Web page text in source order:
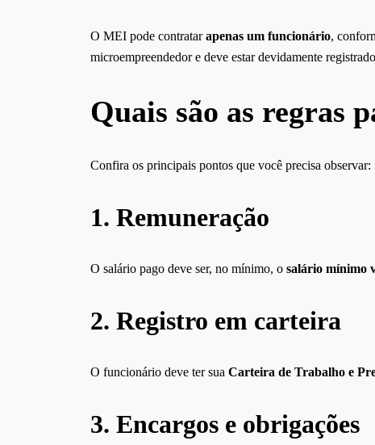
O MEI pode contratarapenas um funcionário,
microempreendedor e deve estar devidamente
Quais são as regras
Confira os principais pontos que você precisa observar:
1. Remuneração
O salário pago deve ser, no mínimo, o salário mínimo
2. Registro em carteira
O funcionário deve ter sua Carteira de Trabalho e
3. Encargos e obrigações